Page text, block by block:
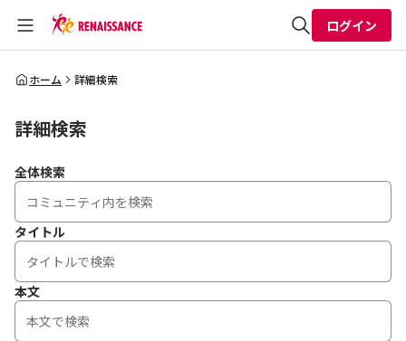
全体検索
ログイン
ホーム 詳細検索
詳細検索
全体検索
タイトル
本文